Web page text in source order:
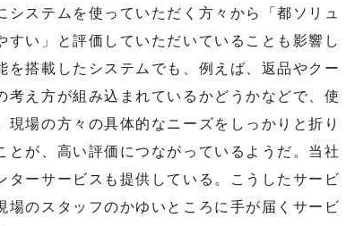
ステムを使っていただく方々から「都ソリュ
すい」と評価していただいていることも影響し
を搭載したシステムでも、例えば、返品やクー
考え方が組み込まれているかどうかなどで、使
現場の方々の具体的なニーズをしっかりと折り
とが、高い評価につながっているようだ。当社
ターサービスも提供している。こうしたサービ
場のスタッフのかゆいところに手が届くサービ